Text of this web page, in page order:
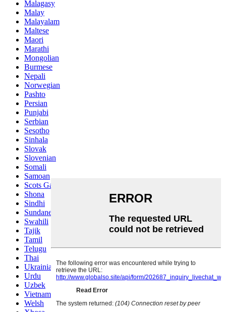
Malagasy
Malay
Malayalam
Maltese
Maori
Marathi
Mongolian
Burmese
Nepali
Norwegian
Pashto
Persian
Punjabi
Serbian
Sesotho
Sinhala
Slovak
Slovenian
Somali
Samoan
Scots Gaelic
Shona
Sindhi
Sundanese
Swahili
Tajik
Tamil
Telugu
Thai
Ukrainian
Urdu
Uzbek
Vietnamese
Welsh